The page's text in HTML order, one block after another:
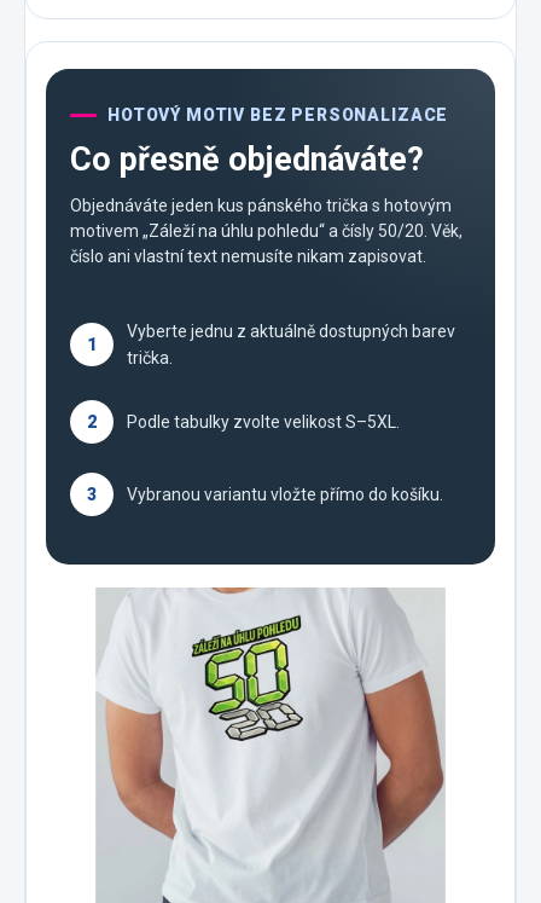
HOTOVÝ MOTIV BEZ PERSONALIZACE
Co přesně objednáváte?
Objednáváte jeden kus pánského trička s hotovým
motivem „Záleží na úhlu pohledu“ a čísly 50/20. Věk,
číslo ani vlastní text nemusíte nikam zapisovat.
1
Vyberte jednu z aktuálně dostupných barev
trička.
2 Podle tabulky zvolte velikost S–5XL.
3 Vybranou variantu vložte přímo do košíku.